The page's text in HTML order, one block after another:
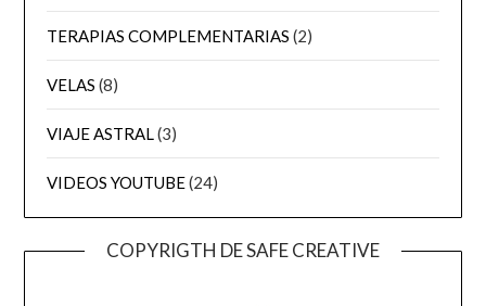
TERAPIAS COMPLEMENTARIAS (2)
VELAS (8)
VIAJE ASTRAL(3)
VIDEOS YOUTUBE(24)
COPYRIGTH DE SAFE CREATIVE